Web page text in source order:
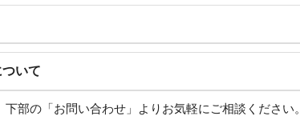
いて
部の「お問い合わせ」よりお気軽にご相談ください。